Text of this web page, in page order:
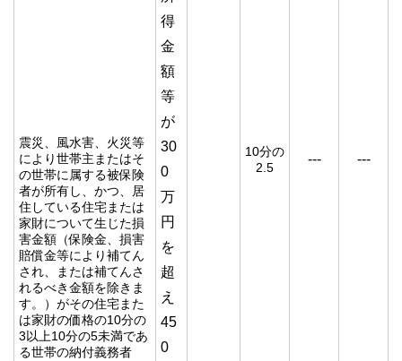
震災、風水害、火災等
により世帯主またはそ
の世帯に属する被保険
者が所有し、かつ、居
住している住宅または
家財について生じた損
害金額（保険金、損害
賠償金等により補てん
され、または補てんさ
れるべき金額を除きま
す。）がその住宅また
は家財の価格の10分の
3以上10分の5未満であ
る世帯の納付義務者
得
金
額
等
が
30
0
万
円
を
超
え
45
0
10分の
2.5
--- ---